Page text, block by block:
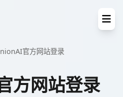
官方网站登录
方网站登录